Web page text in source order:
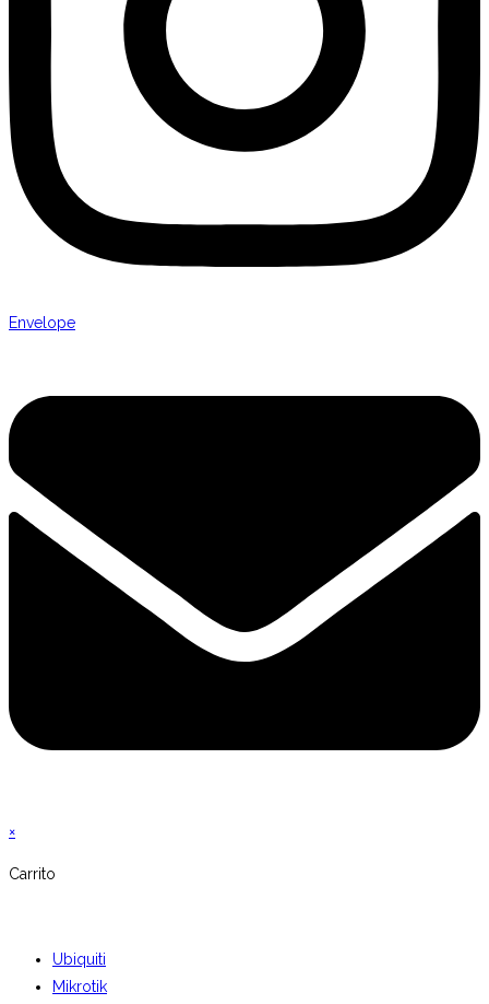
Envelope
×
Carrito
Ubiquiti
Mikrotik